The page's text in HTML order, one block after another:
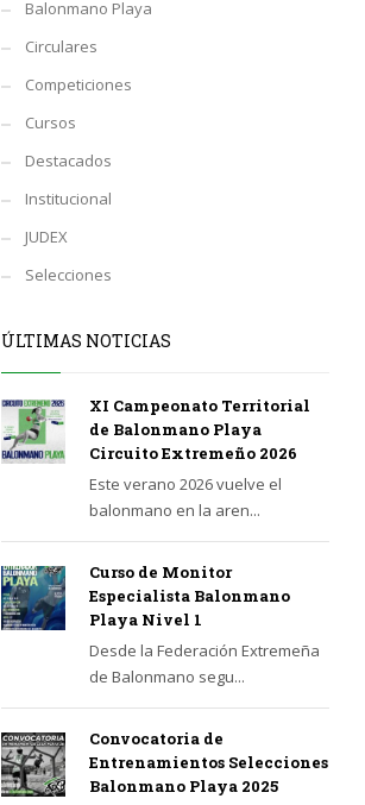
Balonmano Playa
Circulares
Competiciones
Cursos
Destacados
Institucional
JUDEX
Selecciones
ÚLTIMAS NOTICIAS
XI Campeonato Territorial
de Balonmano Playa
Circuito Extremeño 2026
Este verano 2026 vuelve el
balonmano en la aren...
Curso de Monitor
Especialista Balonmano
Playa Nivel 1
Desde la Federación Extremeña
de Balonmano segu...
Convocatoria de
Entrenamientos Selecciones
Balonmano Playa 2025